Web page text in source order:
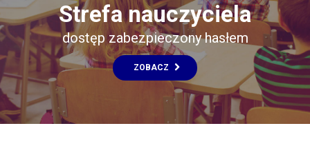
Strefa nauczyciela
dostęp zabezpieczony hasłem
ZOBACZ